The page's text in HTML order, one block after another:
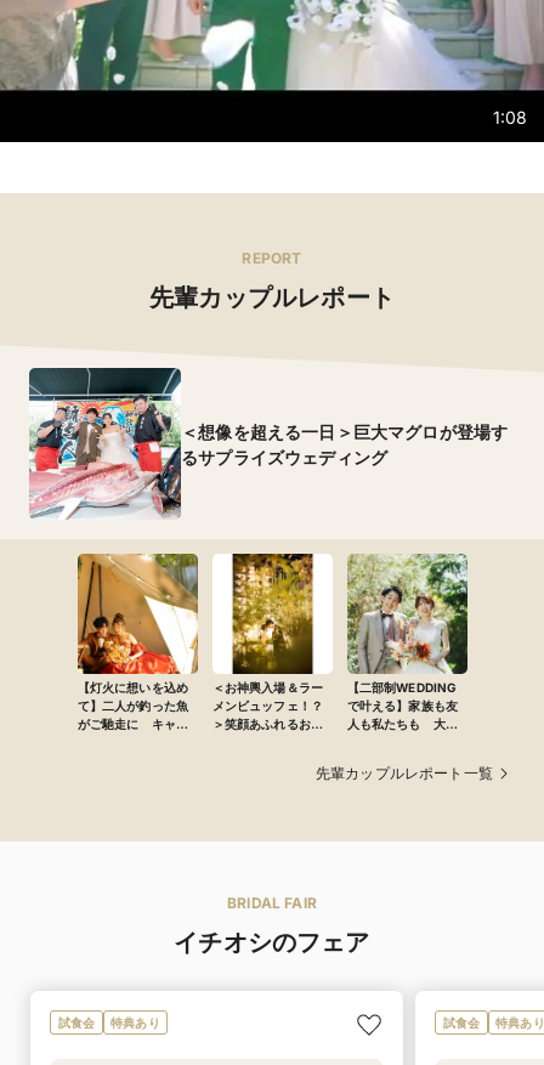
1:08
REPORT
先輩カップルレポート
＜想像を超える一日＞巨大マグロが登場す
るサプライズウェディング
【灯火に想いを込め
て】二人が釣った魚
がご馳走に キャン
＜お神輿入場＆ラー
メンビュッフェ！？
＞笑顔あふれるお祭
【二部制WEDDING
で叶える】家族も友
人も私たちも 大満
先輩カップルレポート一覧
BRIDAL FAIR
イチオシのフェア
試食会 特典あり 試食会 特典あり